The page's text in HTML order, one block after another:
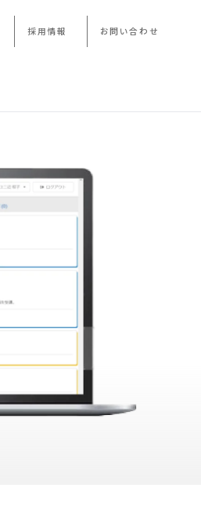
採用情報 お問い合わせ